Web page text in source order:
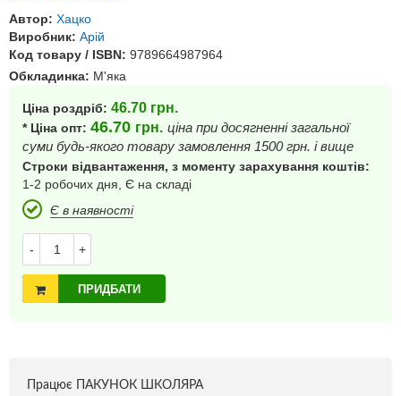
Автор: Хацко
Виробник: Арій
Код товару / ISBN: 9789664987964
Обкладинка: М'яка
Ціна роздріб: 46.70 грн.
* Ціна опт: 46.70 грн. ціна при досягненні загальної
суми будь-якого товару замовлення 1500 грн. і вище
Строки відвантаження, з моменту зарахування коштів:
1-2 робочих дня, Є на складі
Є в наявності
- +
ПРИДБАТИ
Працює ПАКУНОК ШКОЛЯРА